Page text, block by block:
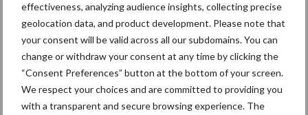
effectiveness, analyzing audience insights, collecting precise
geolocation data, and product development. Please note that
your consent will be valid across all our subdomains. You can
change or withdraw your consent at any time by clicking the
“Consent Preferences” button at the bottom of your screen.
We respect your choices and are committed to providing you
with a transparent and secure browsing experience. The
Award voor Best schoongemaakte project / gezondheidszorg
Gom met Gemeenschapshuis Sint-Camillus vzw, Antwerpen
Award voor Best schoongemaakte project / kantoren en openbare
gebouwen
ISS met Eandis, Melle